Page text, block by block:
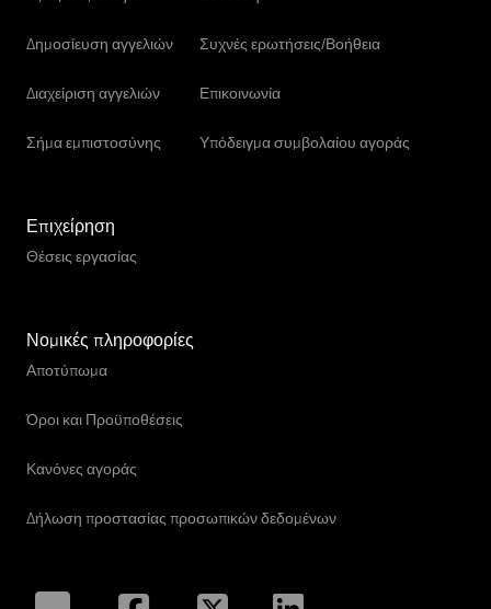
Δημοσίευση αγγελιών
Διαχείριση αγγελιών
Σήμα εμπιστοσύνης
Συχνές ερωτήσεις/Βοήθεια
Επικοινωνία
Υπόδειγμα συμβολαίου αγοράς
Επιχείρηση
Θέσεις εργασίας
Νομικές πληροφορίες
Αποτύπωμα
Όροι και Προϋποθέσεις
Κανόνες αγοράς
Δήλωση προστασίας προσωπικών δεδομένων